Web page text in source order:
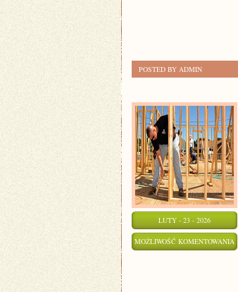
POSTED BY ADMIN
LUTY - 23 - 2026
MOŻLIWOŚĆ KOMENTOWANIA